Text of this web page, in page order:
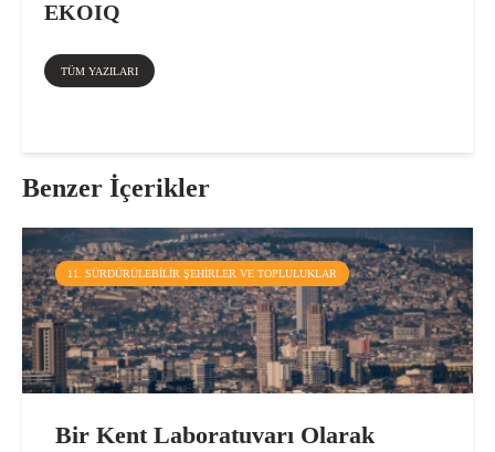
EKOIQ
TÜM YAZILARI
Benzer İçerikler
11. SÜRDÜRÜLEBILIR ŞEHIRLER VE TOPLULUKLAR
Bir Kent Laboratuvarı Olarak